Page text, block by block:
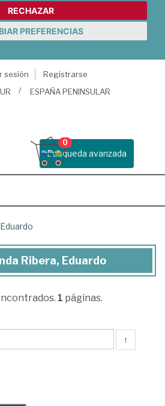
RECHAZAR
PREFERENCIAS
sesión
Registrarse
ESPAÑA PENINSULAR
Busqueda avanzada
0
Ribera, Eduardo
1 páginas.
↑